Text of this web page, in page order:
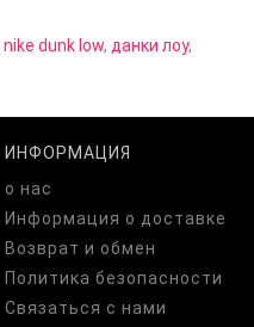
nike dunk low, данки лоу,
ИНФОРМАЦИЯ
о нас
Информация о доставке
Возврат и обмен
Политика безопасности
Связаться с нами